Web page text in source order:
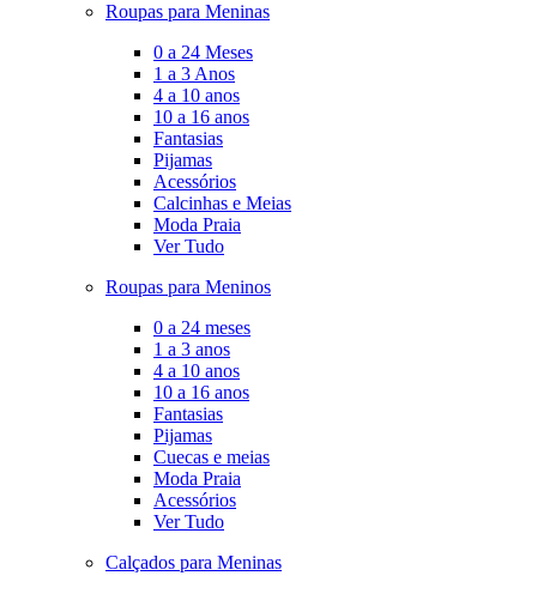
Roupas para Meninas
0 a 24 Meses
1 a 3 Anos
4 a 10 anos
10 a 16 anos
Fantasias
Pijamas
Acessórios
Calcinhas e Meias
Moda Praia
Ver Tudo
Roupas para Meninos
0 a 24 meses
1 a 3 anos
4 a 10 anos
10 a 16 anos
Fantasias
Pijamas
Cuecas e meias
Moda Praia
Acessórios
Ver Tudo
Calçados para Meninas